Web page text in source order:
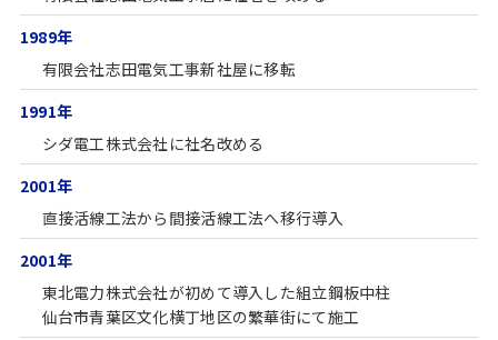
1989年
有限会社志田電気工事新社屋に移転
1991年
シダ電工株式会社に社名改める
2001年
直接活線工法から間接活線工法へ移行導入
2001年
東北電力株式会社が初めて導入した組立鋼板中柱
仙台市青葉区文化横丁地区の繁華街にて施工